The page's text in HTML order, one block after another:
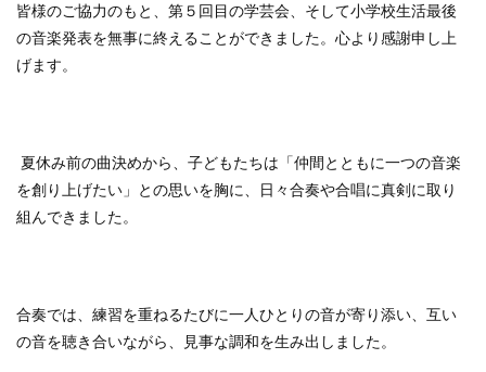
皆様のご協力のもと、第５回目の学芸会、そして小学校生活最後
の音楽発表を無事に終えることができました。心より感謝申し上
げます。
夏休み前の曲決めから、子どもたちは「仲間とともに一つの音楽
を創り上げたい」との思いを胸に、日々合奏や合唱に真剣に取り
組んできました。
合奏では、練習を重ねるたびに一人ひとりの音が寄り添い、互い
の音を聴き合いながら、見事な調和を生み出しました。